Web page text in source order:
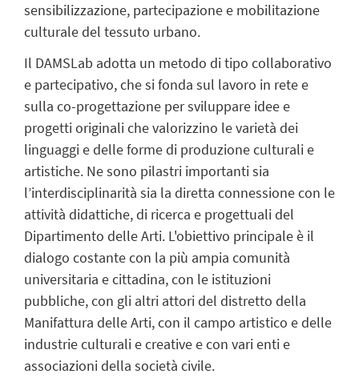
sensibilizzazione, partecipazione e mobilitazione
culturale del tessuto urbano.
Il DAMSLab adotta un metodo di tipo collaborativo
e partecipativo, che si fonda sul lavoro in rete e
sulla co-progettazione per sviluppare idee e
progetti originali che valorizzino le varietà dei
linguaggi e delle forme di produzione culturali e
artistiche. Ne sono pilastri importanti sia
l’interdisciplinarità sia la diretta connessione con le
attività didattiche, di ricerca e progettuali del
Dipartimento delle Arti. L'obiettivo principale è il
dialogo costante con la più ampia comunità
universitaria e cittadina, con le istituzioni
pubbliche, con gli altri attori del distretto della
Manifattura delle Arti, con il campo artistico e delle
industrie culturali e creative e con vari enti e
associazioni della società civile.